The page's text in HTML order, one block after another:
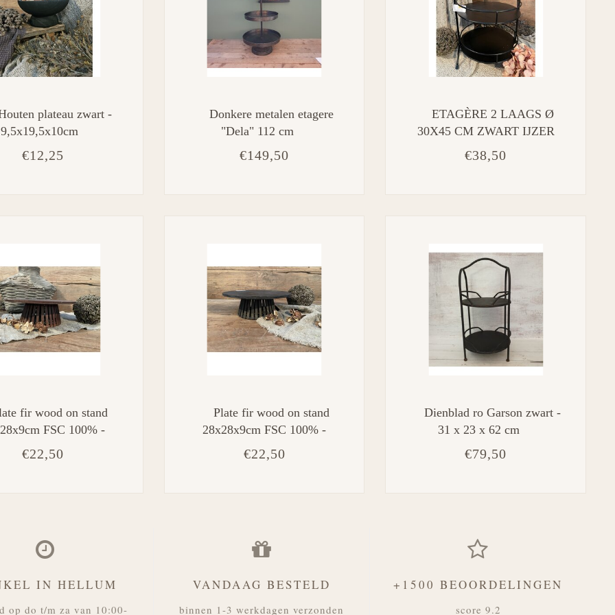
plateau zwart -
€12,25
Donkere metalen etagere
"Dela" 112 cm
€149,50
ETAGÈRE 2 LAAGS Ø
30X45 CM ZWART IJZER
SERVEERSCHAAL
€38,50
fir wood on stand
FSC 100% -
Brown
€22,50
Plate fir wood on stand
28x28x9cm FSC 100% -
Black
€22,50
Dienblad ro Garson zwart -
31 x 23 x 62 cm
€79,50
IN HELLUM
op do t/m za van 10:00-
VANDAAG BESTELD
binnen 1-3 werkdagen verzonden
+1500 BEOORDELINGEN
score 9.2